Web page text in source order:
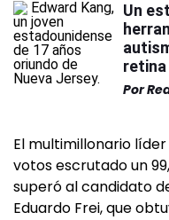
Un
retina
Por
El multimillonario líder
votos escrutado un
superó al candidato
Eduardo Frei, que